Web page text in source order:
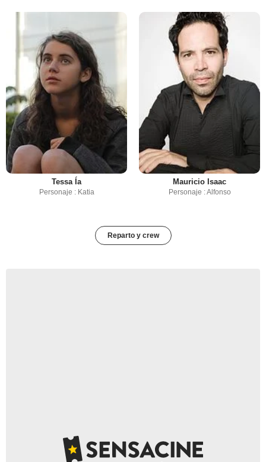
Tessa Ía
Personaje : Katia
Mauricio Isaac
Personaje : Alfonso
Reparto y crew